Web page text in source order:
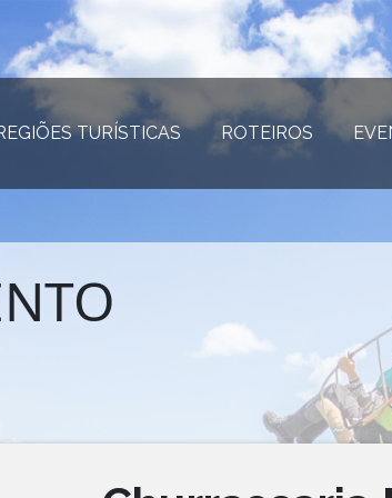
TURÍSTICAS(página atual)
ROTEIROS (página